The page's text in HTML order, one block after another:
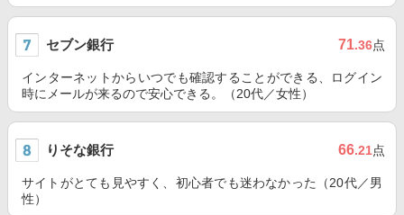
セブン銀行 71.36点
インターネットからいつでも確認することができる、ログイン
時にメールが来るので安心できる。（20代／女性）
りそな銀行 66.21点
サイトがとても見やすく、初心者でも迷わなかった（20代／男
性）